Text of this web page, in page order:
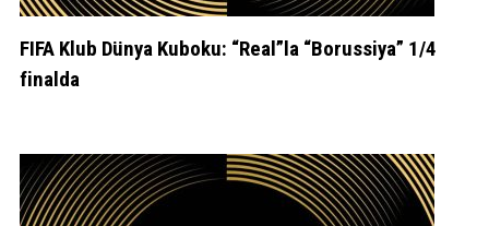
FIFA Klub Dünya Kuboku: “Real”la “Borussiya” 1/4
finalda